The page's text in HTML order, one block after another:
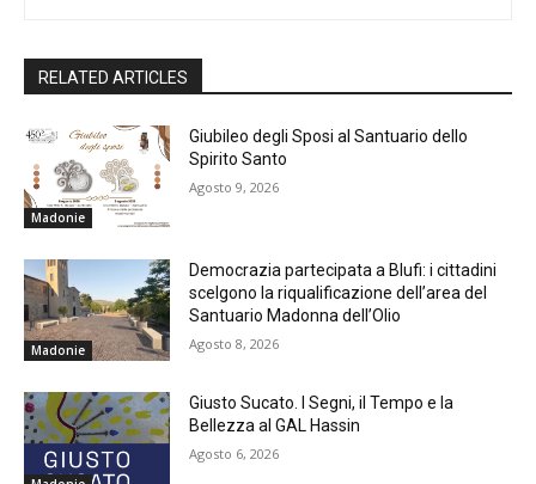
RELATED ARTICLES
Madonie
Giubileo degli Sposi al Santuario dello
Spirito Santo
Agosto 9, 2026
Madonie
Democrazia partecipata a Blufi: i cittadini
scelgono la riqualificazione dell’area del
Santuario Madonna dell’Olio
Agosto 8, 2026
Giusto Sucato. I Segni, il Tempo e la
Bellezza al GAL Hassin
Agosto 6, 2026